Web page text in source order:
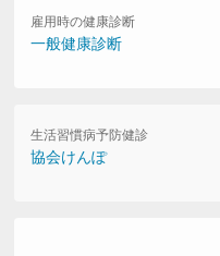
雇用時の健康診断
一般健康診断
生活習慣病予防健診
協会けんぽ